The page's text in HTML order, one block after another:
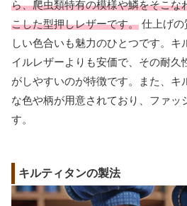
ら、爬虫類特有の模様や鱗をそこな
こした型押しレザーです。 仕上げの
しい色合いも魅力のひとつです。キ
イルレザーよりも安価で、その耐久
がしやすいのが特徴です。また、キ
な色や柄が用意されており、ファッ
す。
キルティタンの製法